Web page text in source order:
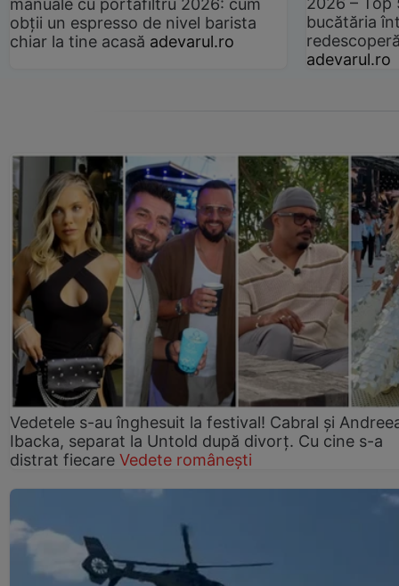
manuale cu portafiltru 2026: cum
obții un espresso de nivel barista
chiar la tine acasă adevarul.ro
bucătăria
adevarul.ro
Vedetele s-au înghesuit la festival! Cabral și
Ibacka, separat la Untold după divorț. Cu cine s-a
distrat fiecare Vedete românești